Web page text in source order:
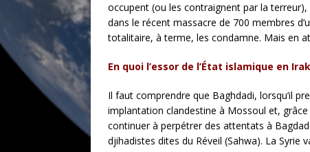
occupent (ou les contraignent par la terreur),
dans le récent massacre de 700 membres
totalitaire, à terme, les condamne. Mais en
En quoi l’essor de l’État islamique en
Il faut comprendre que Baghdadi, lorsqu’il
implantation clandestine à Mossoul et, grâce
continuer à perpétrer des attentats à
djihadistes dites du Réveil (Sahwa). La Syrie